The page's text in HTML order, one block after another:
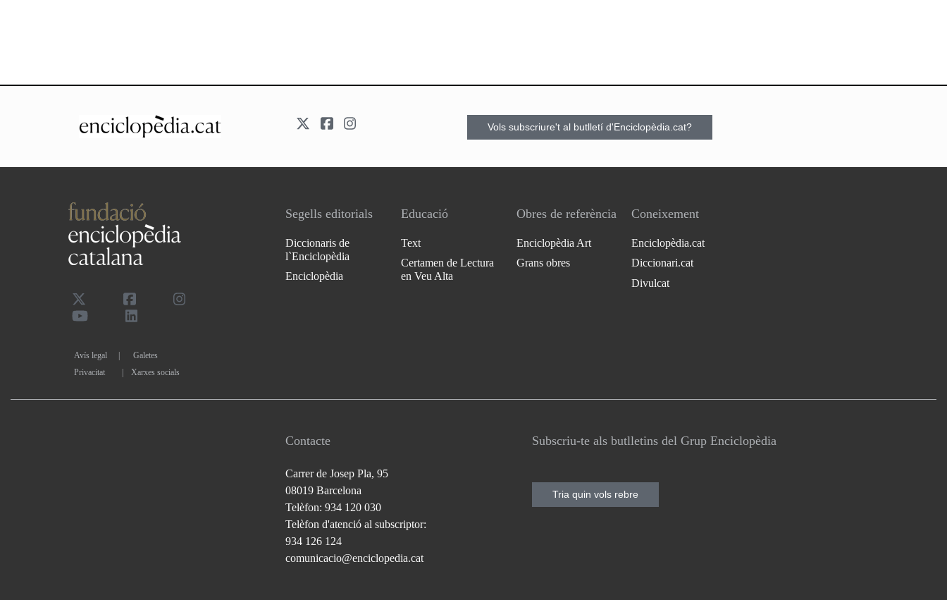
Vols subscriure't al butlletí d'Enciclopèdia.cat?
Avís legal
Galetes
Privacitat
| Xarxes socials
Segells editorials
Diccionaris de
l`Enciclopèdia
Enciclopèdia
Educació
Text
Certamen de Lectura
en Veu Alta
Obres de referència
Enciclopèdia Art
Grans obres
Coneixement
Enciclopèdia.cat
Diccionari.cat
Divulcat
Contacte
Carrer de Josep Pla, 95
08019 Barcelona
Telèfon: 934 120 030
Telèfon d'atenció al subscriptor:
934 126 124
comunicacio@enciclopedia.cat
Subscriu-te als butlletins del Grup Enciclopèdia
Tria quin vols rebre